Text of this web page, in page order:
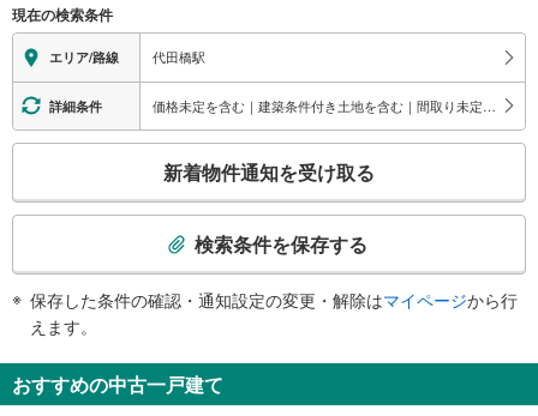
大原１丁目１～６１番、大原２丁目１～２２番、羽根木１・２丁目、松原１丁
目１～５番、和田堀給水所、羽根木交番、京王代田橋ビル
地上⇔改札⇔ホーム：○
エレベータ
・各ホーム⇔改札
・南口
トイレ
その他
・点字案内（券売機・運賃表・階段手すり）
現在の検索条件
エリア/路線 代田橋駅
詳細条件 価格未定を含む｜建築条件付き土地を含む｜間取り未定を含む｜耐震、免震、制震構造
検
知
を
新着物件通知を受け取る
検索条件を保存する
保存した条件の確認・通知設定の変更・解除はマイページから行
えます。
おすすめの中古一戸建て